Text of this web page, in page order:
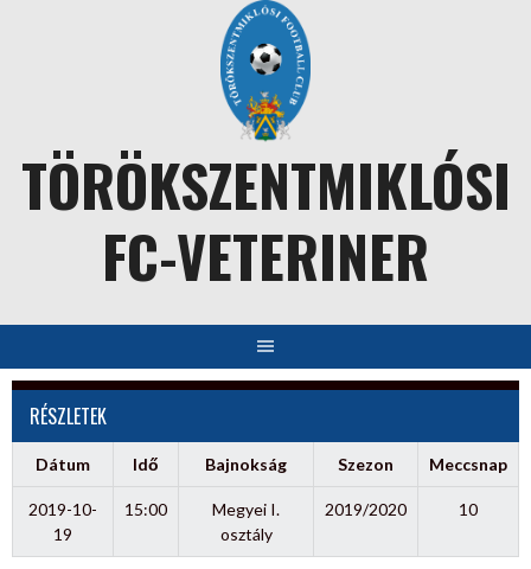
TÖRÖKSZENTMIKLÓSI
FC-VETERINER
RÉSZLETEK
Dátum Idő Bajnokság Szezon Meccsnap
2019-10-
19
15:00
Megyei I.
osztály
2019/2020 10